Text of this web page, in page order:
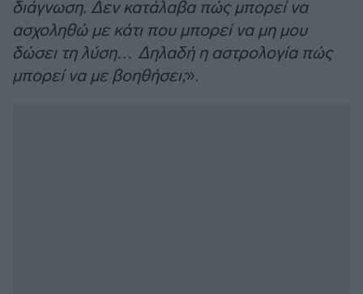
διάγνωση. Δεν κατάλαβα πώς μπορεί να
ασχοληθώ με κάτι που μπορεί να μη μου
δώσει τη λύση… Δηλαδή η αστρολογία πώς
μπορεί να με βοηθήσει;».